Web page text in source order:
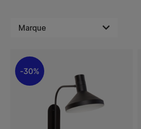
Marque
30%